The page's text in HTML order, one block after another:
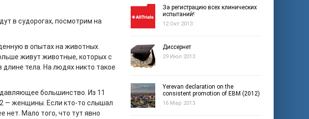
в судорогах, посмотрим на
в опытах на животных.
живут животные, которых с
тела. На людях никто такое
большинство. Из 11
— женщины. Если кто-то слышал
нет. Мало того, что тут явно
За регистрацию всех клинических
испытаний!
12 Окт 2013
Диссернет
29 Июл 2013
Yerevan declaration on the
consistent promotion of EBM (2012)
16 Мар 2013